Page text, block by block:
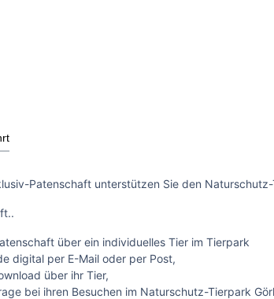
Patenschaft unterstützen Sie den
über ein individuelles Tier im Tierpark
digital per E-Mail oder per Post,
über ihr Tier,
bei ihren Besuchen im Naturschutz-Tierpark